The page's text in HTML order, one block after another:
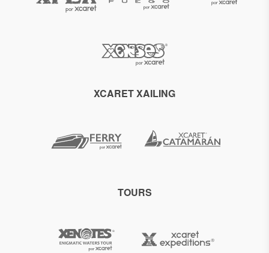
XCARET XAILING
TOURS